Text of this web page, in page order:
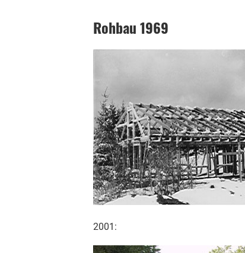
Rohbau 1969
2001: